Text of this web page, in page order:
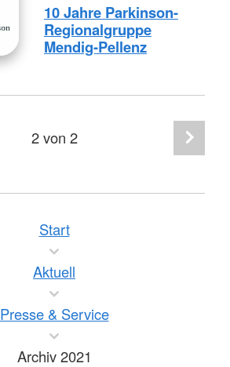
10 Jahre Parkinson-
Regionalgruppe
Mendig-Pellenz
2von 2
Start
Aktuell
Presse & Service
Archiv 2021